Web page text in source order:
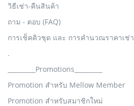
วิธีเช่า-คืนสินค้า
ถาม - ตอบ (FAQ)
การเช็คคิวชุด และ การคำนวณราคาเช่า
.
_________Promotions_________
Promotion สำหรับ Mellow Member
Promotion สำหรับสมาชิกใหม่